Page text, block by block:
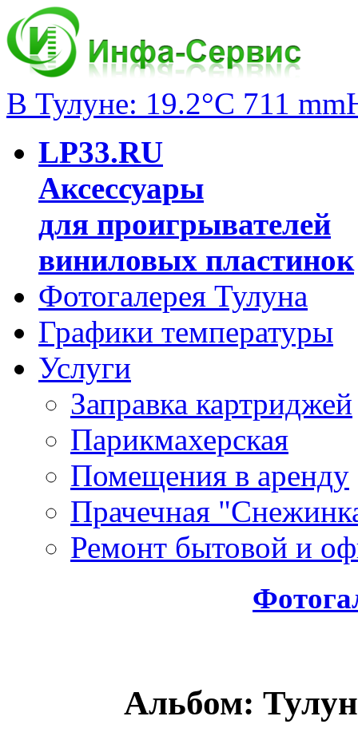
В Тулуне: 19.2°C 711
LP33.RU
Аксессуары
для проигрывателей
виниловых пластинок
Фотогалерея Тулуна
Графики температуры
Услуги
Заправка картриджей
Парикмахерская
Помещения в аренду
Прачечная
Ремонт бытовой и
Альбом: